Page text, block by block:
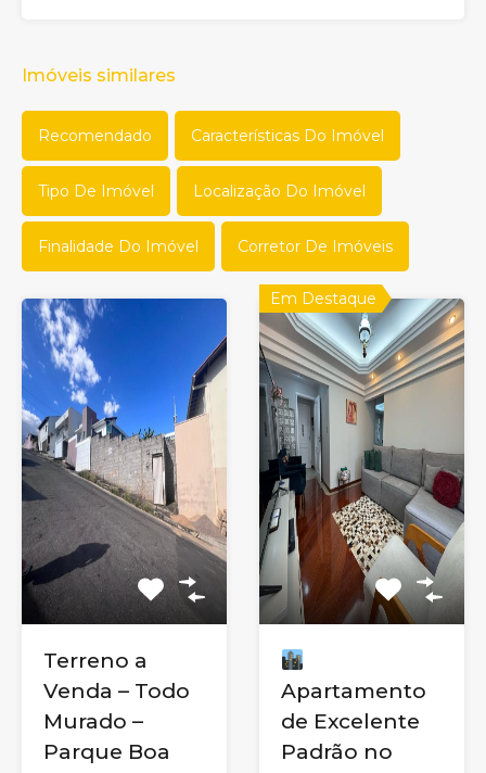
Imóveis similares
Recomendado Características Do Imóvel
Tipo De Imóvel Localização Do Imóvel
Finalidade Do Imóvel Corretor De Imóveis
Terreno a
Venda – Todo
Murado –
Parque Boa
Em Destaque
Apartamento
de Excelente
Padrão no